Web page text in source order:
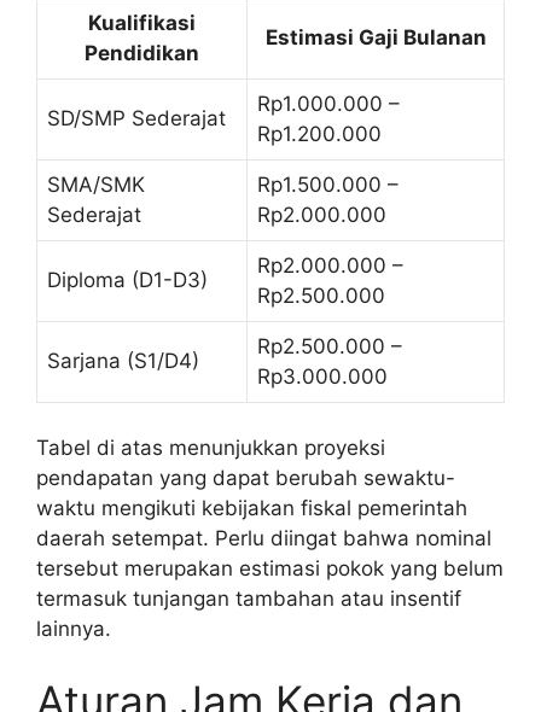
Kualifikasi
Pendidikan
Estimasi Gaji Bulanan
SD/SMP Sederajat
Rp1.000.000 –
Rp1.200.000
SMA/SMK
Sederajat
Rp1.500.000 –
Rp2.000.000
Diploma (D1-D3)
Rp2.000.000 –
Rp2.500.000
Sarjana (S1/D4)
Rp2.500.000 –
Rp3.000.000
Tabel di atas menunjukkan proyeksi
pendapatan yang dapat berubah sewaktu-
waktu mengikuti kebijakan fiskal pemerintah
daerah setempat. Perlu diingat bahwa nominal
tersebut merupakan estimasi pokok yang belum
termasuk tunjangan tambahan atau insentif
lainnya.
Aturan Jam Kerja dan